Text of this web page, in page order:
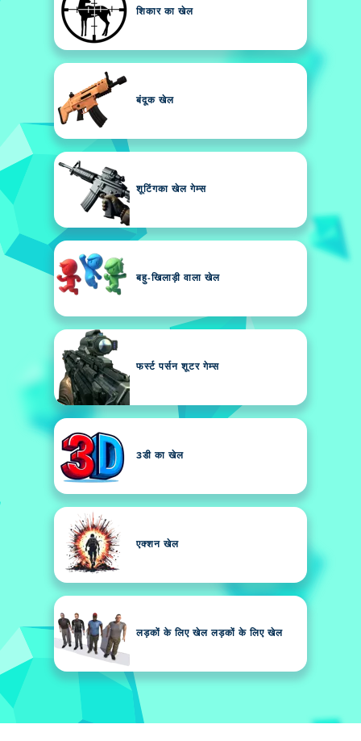
शिकार का खेल
बंदूक खेल
शूटिंगका खेल गेम्स
बहु-खिलाड़ी वाला खेल
फर्स्ट पर्सन शूटर गेम्स
3डी का खेल
एक्शन खेल
लड़कों के लिए खेल लड़कों के लिए खेल